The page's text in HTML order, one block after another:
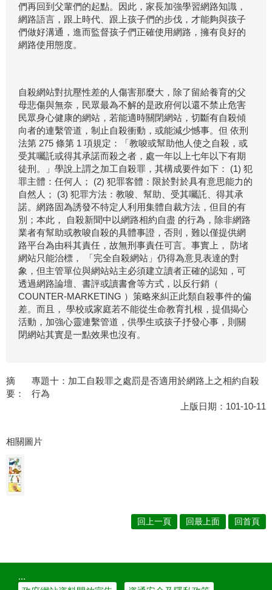
們再回到父輩們的起點。因此，家長加強學習網路知識，
網路語言，跟上時代、跟上孩子們的步伐，才能夠與孩子
們做好溝通，進而監督孩子們正確使用網路，擁有良好的
網路使用態度。
自殺網站對抗壓性差的人傷害那麼大，除了留給養育的父
母悲傷與無奈，民眾最為不解的是政府何以還不禁止危害
民眾身心健康的網站，若能適時關閉網站，切斷有自殺傾
向者的連繫管道，制止自殺衝動，或能減少憾事。但 依刑
法第 275 條第 1 項規定：「教唆或幫助他人使之自殺，或
受其囑託或得其承諾而殺之者，處一年以上七年以下有期
徒刑。」學說上謂之加工自殺罪，其構成要件如下： (1) 犯
罪主體：任何人； (2) 犯罪客體：限於對於具有意思能力的
自然人； (3) 犯罪方法：教唆、幫助、受其囑託、得其承
諾。網路固為誘發不特定人利用集體自裁方法，但目的有
別；本此， 自殺新聞中以網路相約自盡 的行為，除非網路
業者有幫助或教唆自殺的具體事證，否則，難以僅提供網
路平台為由科其責任，故無刑事責任可言。事實上， 防堵
網站只能治標， 「完全自殺網站」仍得為意見表達的對
象，但主管單位與網站站主必須建立讀者正確的認知，可
透過網路論壇、書評或讀書會等方式，以反行銷（
COUNTER-MARKETING ）策略來糾正此類自殺事件的偏
差。而且， 學校或家庭若不能從生命教育扎根，提倡揭心
活動，加強心靈連繫管道，供學生或孩子抒發心事，則關
閉網站其實是一點效果也沒有。
摘
要：
專題十：加工自殺罪之處罰是否適用於網路上之相約自殺
行為
上版日期：101-10-11
相關圖片
回上一頁 回最上面 回首頁
:::